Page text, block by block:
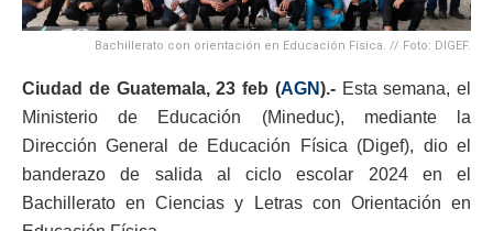
Bachillerato con orientación en Educación Física. // Foto: DIGEF.
Ciudad de Guatemala, 23 feb (AGN).- Esta semana, el
Ministerio de Educación (Mineduc), mediante la
Dirección General de Educación Física (Digef), dio el
banderazo de salida al ciclo escolar 2024 en el
Bachillerato en Ciencias y Letras con Orientación en